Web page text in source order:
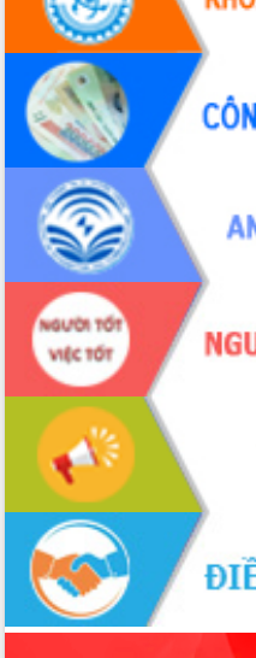
mạng Việt Nam
Đắk Lắk sơ kết 4 năm triển khai thực
hiện Đề án 06 của Chính phủ
Họp báo thông tin về Hội nghị Công bố
Quy hoạch và Xúc tiến đầu tư tỉnh Đắk
Lắk
Khơi thông điểm nghẽn, đẩy nhanh
giải ngân vốn khắc phục thiên tai
HĐND tỉnh thông qua điều chỉnh Quy
hoạch tỉnh thời kỳ 2021-2030
Hội thảo góp ý hồ sơ điều chỉnh quy
hoạch tỉnh Đắk Lắk thời kỳ 2021-2030,
tầm nhìn đến năm 2050
Nâng cao hiệu quả hoạt động của các
doanh nghiệp nhà nước
Hội nghị triển khai kết nối mạng
truyền số liệu chuyên dùng phục vụ cơ
quan Đảng, Nhà nước
Lễ phát động chuỗi hoạt động chung
tay làm sạch môi trường
Xã Ea Kar bước chuyển mình trong
công tác cải cách hành chính mô hình
mới
UBND tỉnh họp báo định kỳ tháng 4